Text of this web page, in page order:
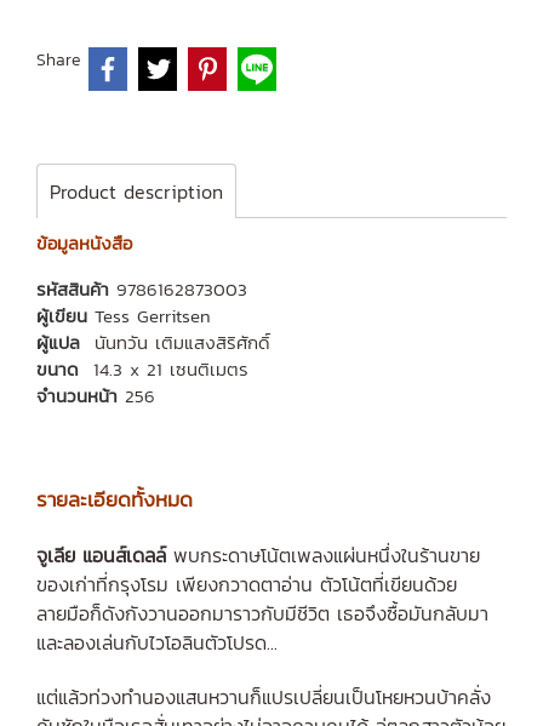
Share
Product description
ข้อมูลหนังสือ
รหัสสินค้า 9786162873003
ผู้เขียน Tess Gerritsen
ผู้แปล นันทวัน เติมแสงสิริศักดิ์
ขนาด 14.3 x 21 เซนติเมตร
จำนวนหน้า 256
รายละเอียดทั้งหมด
จูเลีย แอนส์เดลล์พบกระดาษโน้ตเพลงแผ่นหนึ่งในร้านขาย
ของเก่าที่กรุงโรม เพียงกวาดตาอ่าน ตัวโน้ตที่เขียนด้วย
ลายมือก็ดังกังวานออกมาราวกับมีชีวิต เธอจึงซื้อมันกลับมา
และลองเล่นกับไวโอลินตัวโปรด...
แต่แล้วท่วงทำนองแสนหวานก็แปรเปลี่ยนเป็นโหยหวนบ้าคลั่ง